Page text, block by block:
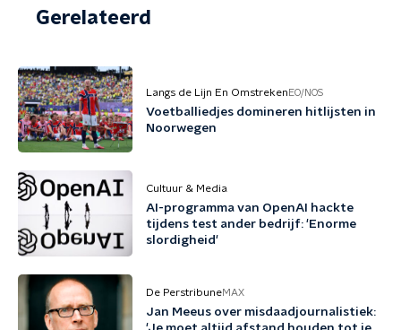
Gerelateerd
Langs de Lijn En Omstreken EO/NOS
Voetballiedjes domineren hitlijsten in
Noorwegen
Cultuur & Media
AI-programma van OpenAI hackte
tijdens test ander bedrijf: 'Enorme
slordigheid'
De PerstribuneMAX
Jan Meeus over misdaadjournalistiek: